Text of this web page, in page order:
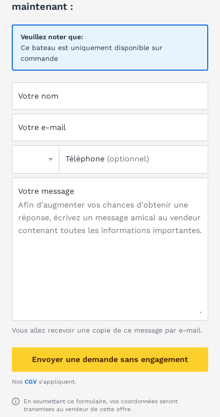
maintenant :
Veuillez noter que:
Ce bateau est uniquement disponible sur
commande
Votre nom
Votre e-mail
Téléphone (optionnel)
Votre message
Vous allez recevoir une copie de ce message par e-mail.
Envoyer une demande sans engagement
Nos CGV s'appliquent.
En soumettant ce formulaire, vos coordonnées seront
transmises au vendeur de cette offre.